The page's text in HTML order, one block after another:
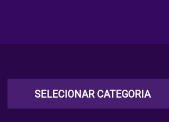
SELECIONAR CATEGORIA